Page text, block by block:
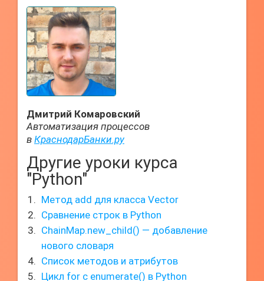
Дмитрий Комаровский
Автоматизация процессов
в КраснодарБанки.ру
Другие уроки курса
"Python"
Метод add для класса Vector
Сравнение строк в Python
ChainMap.new_child() — добавление
нового словаря
Список методов и атрибутов
Цикл for с enumerate() в Python